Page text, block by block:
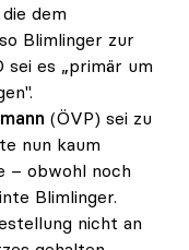
dem
Blimlinger zur
sei es „primär um
(ÖVP) sei zu
nun kaum
– obwohl noch
Blimlinger.
nicht an